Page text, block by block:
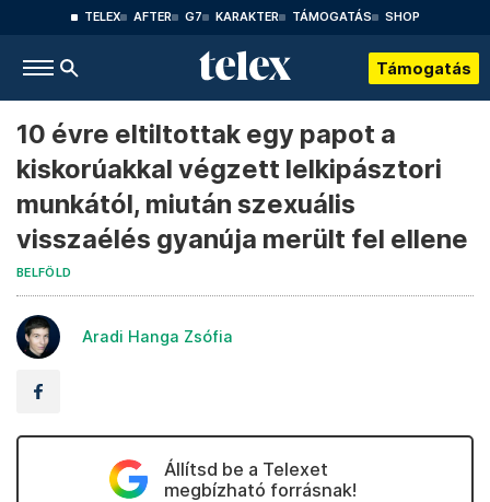
TELEX AFTER G7 KARAKTER TÁMOGATÁS SHOP
Támogatás
10 évre eltiltottak egy papot a
kiskorúakkal végzett lelkipásztori
munkától, miután szexuális
visszaélés gyanúja merült fel ellene
BELFÖLD
Aradi Hanga Zsófia
Állítsd be a Telexet
megbízható forrásnak!